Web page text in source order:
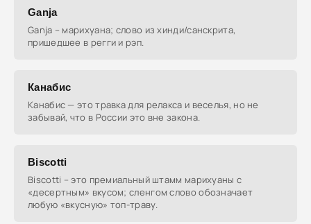
Ganja
Ganja – марихуана; слово из хинди/санскрита,
пришедшее в регги и рэп.
Канабис
Канабис — это травка для релакса и веселья, но не
забывай, что в России это вне закона.
Biscotti
Biscotti – это премиальный штамм марихуаны с
«десертным» вкусом; сленгом слово обозначает
любую «вкусную» топ-траву.